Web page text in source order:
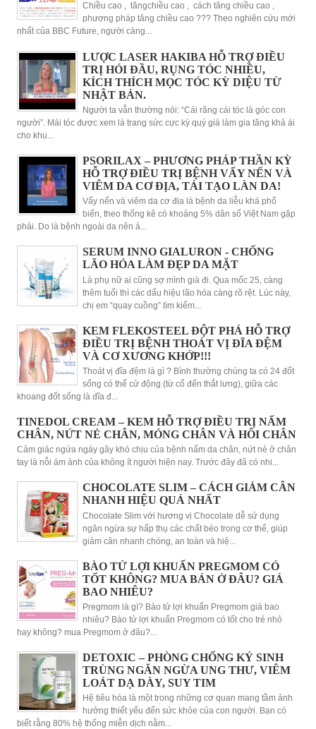
Chiều cao , tăngchiều cao , cách tăng chiều cao ,
phương pháp tăng chiều cao ??? Theo nghiên cứu mới
nhất của BBC Future, người càng...
LƯỢC LASER HAKIBA HỖ TRỢ ĐIỀU
TRỊ HÓI ĐẦU, RỤNG TÓC NHIỀU,
KÍCH THÍCH MỌC TÓC KỲ DIỆU TỪ
NHẬT BẢN.
Người ta vẫn thường nói: “Cái răng cái tóc là góc con
người”. Mái tóc được xem là trang sức cực kỳ quý giá làm gia tăng khả ái
cho khu...
PSORILAX – PHƯƠNG PHÁP THẦN KỲ
HỖ TRỢ ĐIỀU TRỊ BỆNH VẨY NẾN VÀ
VIÊM DA CƠ ĐỊA, TÁI TẠO LÀN DA!
Vẩy nến và viêm da cơ địa là bệnh da liễu khá phổ
biến, theo thống kê có khoảng 5% dân số Việt Nam gặp
phải. Do là bệnh ngoài da nên ả...
SERUM INNO GIALURON - CHỐNG
LÃO HÓA LÀM ĐẸP DA MẶT
Là phụ nữ ai cũng sợ mình già đi. Qua mốc 25, càng
thêm tuổi thì các dấu hiệu lão hóa càng rõ rệt. Lúc này,
chị em “quay cuồng” tìm kiếm...
KEM FLEKOSTEEL ĐỘT PHÁ HỖ TRỢ
ĐIỀU TRỊ BỆNH THOÁT VỊ ĐĨA ĐỆM
VÀ CƠ XƯƠNG KHỚP!!!
Thoát vị đĩa đệm là gì ? Bình thường chúng ta có 24 đốt
sống có thể cử động (từ cổ đến thắt lưng), giữa các
khoang đốt sống là đĩa đ...
TINEDOL CREAM – KEM HỖ TRỢ ĐIỀU TRỊ NẤM
CHÂN, NỨT NẺ CHÂN, MÓNG CHÂN VÀ HÔI CHÂN
Cảm giác ngứa ngáy gây khó chịu của bệnh nấm da chân, nứt nẻ ở chân
tay là nỗi ám ảnh của không ít người hiện nay. Trước đây đã có nhi...
CHOCOLATE SLIM – CÁCH GIẢM CÂN
NHANH HIỆU QUẢ NHẤT
Chocolate Slim với hương vị Chocolate dễ sử dụng
ngăn ngừa sự hấp thụ các chất béo trong cơ thể, giúp
giảm cân nhanh chóng, an toàn và hiệ...
BÀO TỬ LỢI KHUẨN PREGMOM CÓ
TỐT KHÔNG? MUA BÁN Ở ĐÂU? GIÁ
BAO NHIÊU?
Pregmom là gì? Bào tử lợi khuẩn Pregmom giá bao
nhiêu? Bào tử lợi khuẩn Pregmom có tốt cho trẻ nhỏ
hay không? mua Pregmom ở đâu?...
DETOXIC – PHÒNG CHỐNG KÝ SINH
TRÙNG NGĂN NGỪA UNG THƯ, VIÊM
LOÁT DẠ DÀY, SUY TIM
Hệ tiêu hóa là một trong những cơ quan mang tầm ảnh
hưởng thiết yếu đến sức khỏe của con người. Bạn có
biết rằng 80% hệ thống miễn dịch nằm...